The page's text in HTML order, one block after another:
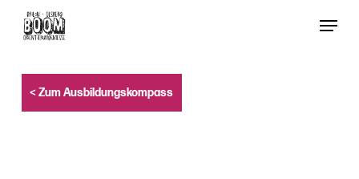
content
Menu
< Zum Ausbildungskompass